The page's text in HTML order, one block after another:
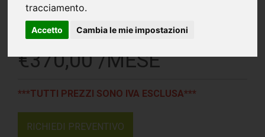
tracciamento.
Accetto Cambia le mie impostazioni
CITROEN DS 3 CROSSBACK
BLUEHDI 100
€370,00 /MESE
***TUTTI PREZZI SONO IVA ESCLUSA***
RICHIEDI PREVENTIVO